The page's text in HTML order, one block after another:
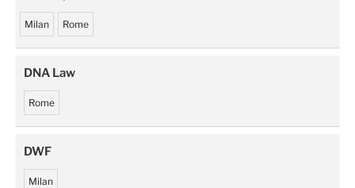
Milan Rome
DNA Law
Rome
DWF
Milan